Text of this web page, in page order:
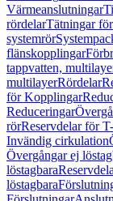
Värmeanslutningar
rördelarTätningar
systemrör
flänskopplingar
tappvatten,
multilayerRördelar
för Kopplingar
Reduceringar
rörReservdelar för
Invändig cirkulation
Övergångar ej
löstagbara
löstagbara